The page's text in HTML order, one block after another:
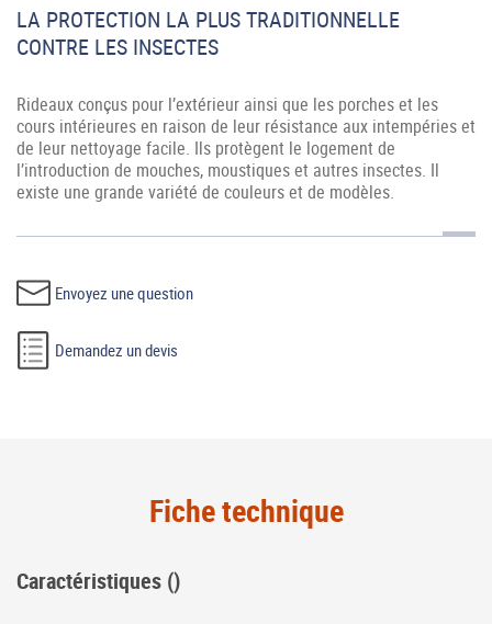
Accès professionnel
Téléchargements
Blog
Contactez-nous
France (Français)
LA PROTECTION LA PLUS TRADITIONNELLE
CONTRE LES INSECTES
Rideaux conçus pour l’extérieur ainsi que les porches et les
cours intérieures en raison de leur résistance aux intempéries et
de leur nettoyage facile. Ils protègent le logement de
l’introduction de mouches, moustiques et autres insectes. Il
existe une grande variété de couleurs et de modèles.
Envoyez une question
Demandez un devis
Fiche technique
Caractéristiques ()